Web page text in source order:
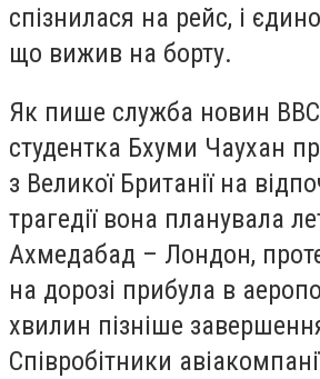
спізнилася на рейс, і
що вижив на борту.
Як пише служба новин ВВС,
студентка Бхуми Чаухан
з Великої Британії на
трагедії вона планувала
Ахмедабад – Лондон,
на дорозі прибула в
хвилин пізніше
Співробітники